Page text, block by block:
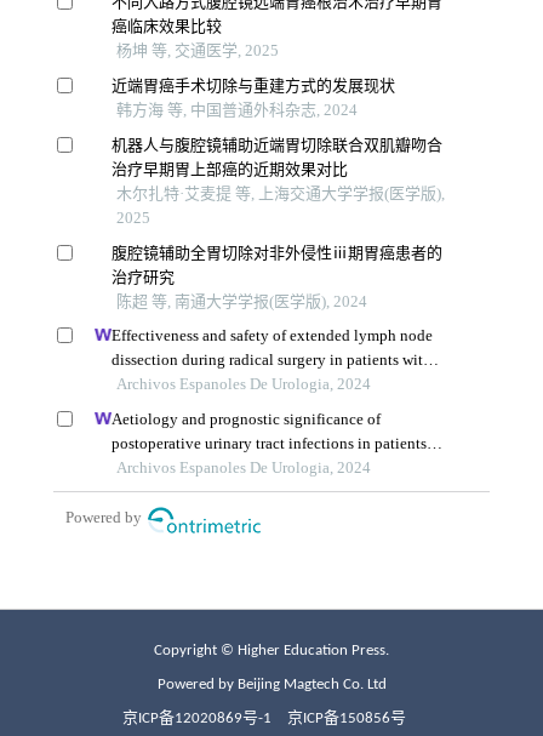
Copyright © Higher Education Press.
Powered by Beijing Magtech Co. Ltd
京ICP备12020869号-1 京ICP备150856号